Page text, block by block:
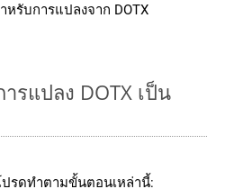
หรับการแปลงจาก DOTX
รแปลง DOTX เป็น
ปรดทำตามขั้นตอนเหล่านี้: